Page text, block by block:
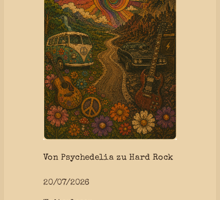
Von Psychedelia zu Hard Rock
20/07/2026